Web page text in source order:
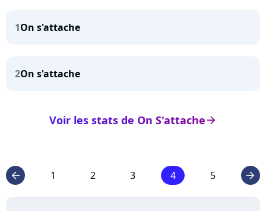
1On s'attache
2On s'attache
arrow_right
Voir les stats de On S'attache
arrow_left 1 2 3 4 5 arrow_right